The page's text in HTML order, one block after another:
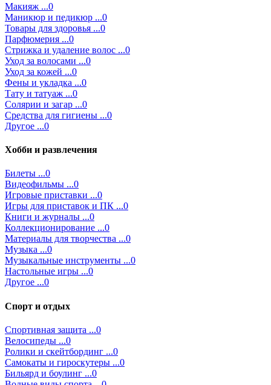
Макияж ...0
Маникюр и педикюр ...0
Товары для здоровья ...0
Парфюмерия ...0
Стрижка и удаление волос ...0
Уход за волосами ...0
Уход за кожей ...0
Фены и укладка ...0
Тату и татуаж ...0
Солярии и загар ...0
Средства для гигиены ...0
Другое ...0
Хобби и развлечения
Билеты ...0
Видеофильмы ...0
Игровые приставки ...0
Игры для приставок и ПК ...0
Книги и журналы ...0
Коллекционирование ...0
Материалы для творчества ...0
Музыка ...0
Музыкальные инструменты ...0
Настольные игры ...0
Другое ...0
Спорт и отдых
Спортивная защита ...0
Велосипеды ...0
Ролики и скейтбординг ...0
Самокаты и гироскутеры ...0
Бильярд и боулинг ...0